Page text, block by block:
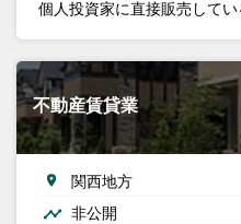
個人投資家に直接販売してい
不動産賃貸業
関西地方
非公開